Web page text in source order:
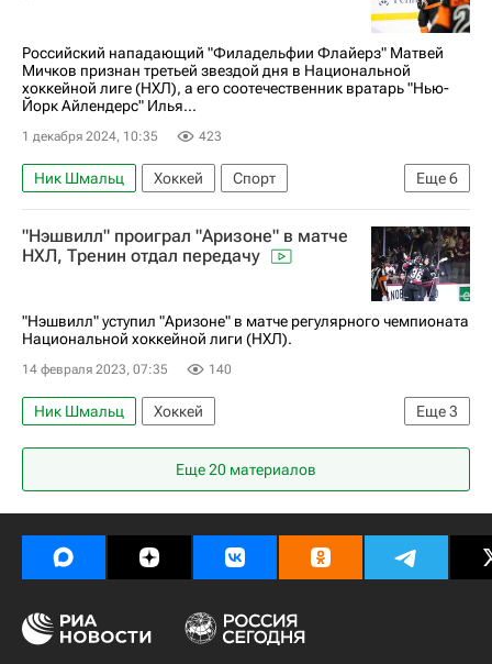
Российский нападающий "Филадельфии Флайерз" Матвей
Мичков признан третьей звездой дня в Национальной
хоккейной лиге (НХЛ), а его соотечественник вратарь "Нью-
Йорк Айлендерс" Илья...
1 декабря 2024, 10:35 423
Еще6
Ник Шмальц Хоккей
Спорт
Илья Сорокин
Матвей Мичков
Филадельфия Флайерз
Нью-Йорк Айлендерс
Сент-Луис Блюз
"Нэшвилл" проиграл "Аризоне" в матче
НХЛ, Тренин отдал передачу
"Нэшвилл" уступил "Аризоне" в матче регулярного чемпионата
Национальной хоккейной лиги (НХЛ).
14 февраля 2023, 07:35 140
Еще3
Ник Шмальц
Хоккей
Национальная хоккейная лига (НХЛ)
Яков Тренин
Еще 20 материалов